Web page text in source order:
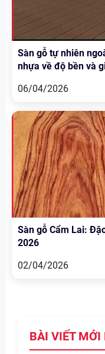
Sàn gỗ tự nhiên
nhựa về độ bền và
06/04/2026
Sàn gỗ Cẩm Lai:
2026
02/04/2026
BÀI VIẾT MỚI